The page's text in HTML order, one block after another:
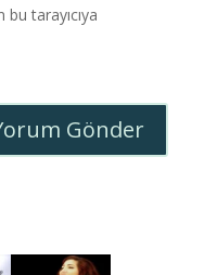
tarayıcıya